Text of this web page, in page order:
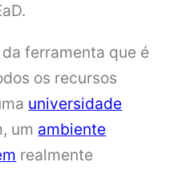
ferramenta que é
os recursos
universidade
um ambiente
realmente